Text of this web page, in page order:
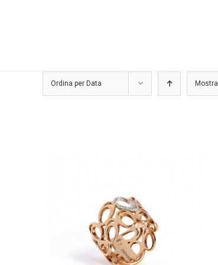
Ordina per Data Mostra